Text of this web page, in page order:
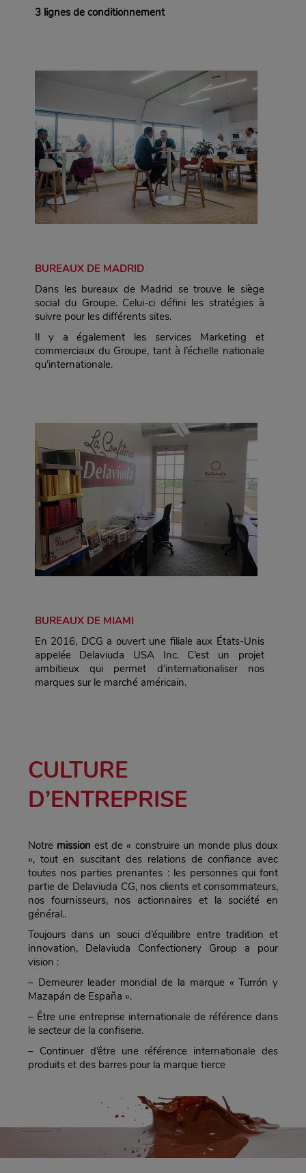
3 lignes de conditionnement
BUREAUX DE MADRID
Dans les bureaux de Madrid se trouve le siège
social du Groupe. Celui-ci défini les stratégies à
suivre pour les différents sites.
Il y a également les services Marketing et
commerciaux du Groupe, tant à l’échelle nationale
qu’internationale.
BUREAUX DE MIAMI
En 2016, DCG a ouvert une filiale aux États-Unis
appelée Delaviuda USA Inc. C’est un projet
ambitieux qui permet d’internationaliser nos
marques sur le marché américain.
CULTURE
D’ENTREPRISE
Notre mission est de « construire un monde plus doux
», tout en suscitant des relations de confiance avec
toutes nos parties prenantes : les personnes qui font
partie de Delaviuda CG, nos clients et consommateurs,
nos fournisseurs, nos actionnaires et la société en
général..
Toujours dans un souci d’équilibre entre tradition et
innovation, Delaviuda Confectionery Group a pour
vision :
– Demeurer leader mondial de la marque « Turrón y
Mazapán de España ».
– Être une entreprise internationale de référence dans
le secteur de la confiserie.
– Continuer d’être une référence internationale des
produits et des barres pour la marque tierce